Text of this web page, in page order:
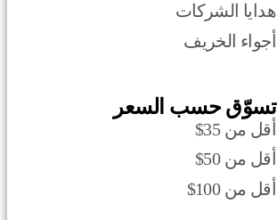
هدايا الشركات
أجواء الخريف
تسوّق حسب السعر
أقل من 35$
أقل من 50$
أقل من 100$